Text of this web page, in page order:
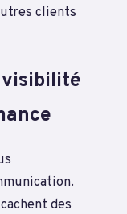
clients
des